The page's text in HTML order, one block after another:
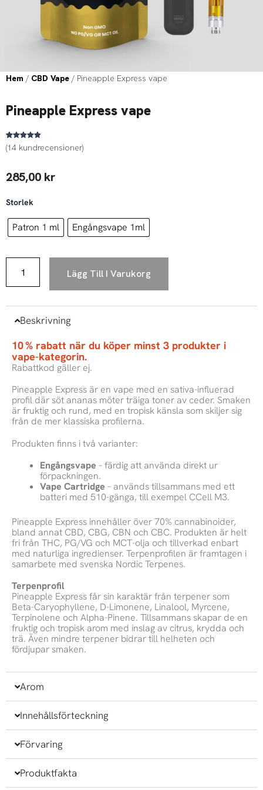
Hem / CBD Vape / Pineapple Express vape
Pineapple Express vape
Betygsatt
4.79 av 5
14
(14 kundrecensioner)
285,00 kr
Storlek
Patron 1 ml Engångsvape 1ml
Pineapple
vape
mängd
Lägg Till I Varukorg
Beskrivning
10 % rabatt när du köper minst 3 produkter i
vape-kategorin.
Rabattkod gäller ej.
Pineapple Express är en vape med en sativa-influerad
profil där söt ananas möter träiga toner av ceder. Smaken
är fruktig och rund, med en tropisk känsla som skiljer sig
från de mer klassiska profilerna.
Produkten finns i två varianter:
Engångsvape – färdig att använda direkt ur
förpackningen.
Vape Cartridge – används tillsammans med ett
batteri med 510-gänga, till exempel CCell M3.
Pineapple Express innehåller över 70% cannabinoider,
bland annat CBD, CBG, CBN och CBC. Produkten är helt
fri från THC, PG/VG och MCT-olja och tillverkad enbart
med naturliga ingredienser. Terpenprofilen är framtagen i
samarbete med svenska Nordic Terpenes.
Terpenprofil
Pineapple Express får sin karaktär från terpener som
Beta-Caryophyllene, D-Limonene, Linalool, Myrcene,
Terpinolene och Alpha-Pinene. Tillsammans skapar de en
fruktig och tropisk arom med inslag av citrus, krydda och
trä. Även mindre terpener bidrar till helheten och
fördjupar smaken.
Arom
Innehållsförteckning
Förvaring
Produktfakta